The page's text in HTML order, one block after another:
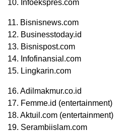
10. Infoekspres.com
11. Bisnisnews.com
12. Businesstoday.id
13. Bisnispost.com
14. Infofinansial.com
15. Lingkarin.com
16. Adilmakmur.co.id
17. Femme.id (entertainment)
18. Aktuil.com (entertainment)
19. Serambiislam.com